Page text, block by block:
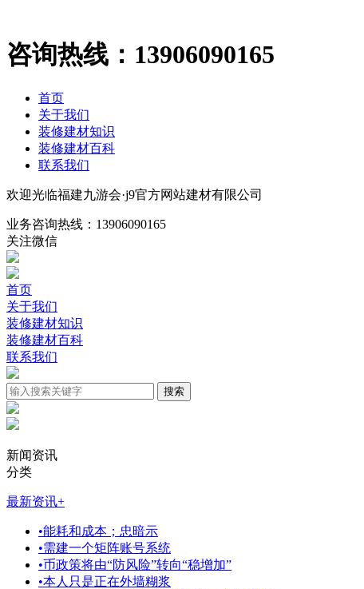
咨询热线： 13906090165
首页
关于我们
装修建材知识
装修建材百科
联系我们
欢迎光临福建九游会·j9官方网站建材有限公司
业务咨询热线： 13906090165
关注微信
首页
关于我们
装修建材知识
装修建材百科
联系我们
新闻资讯
分类
最新资讯+
•能耗和成本；忠暗示
•需建一个矩阵账号系统
•币政策将由“防风险”转向“稳增加”
•本人只是正在外墙糊浆